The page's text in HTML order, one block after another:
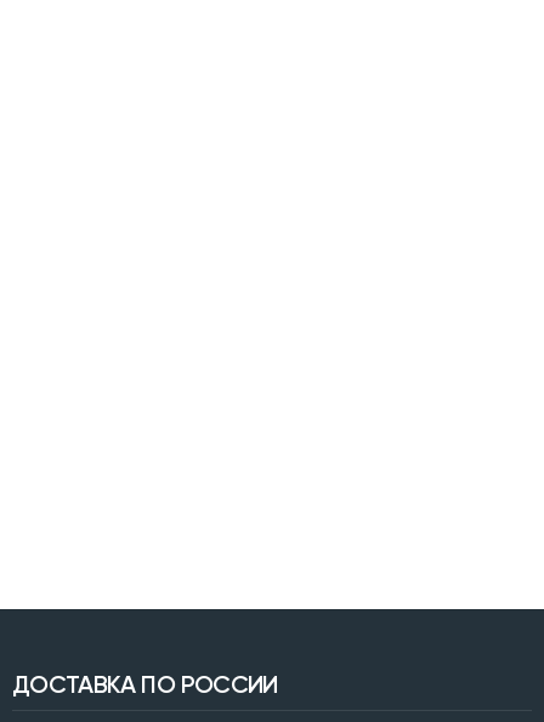
ДОСТАВКА ПО РОССИИ